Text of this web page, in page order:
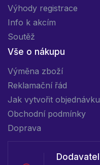
Výhody registrace
Info k akcím
Soutěž
Vše o nákupu
Výměna zboží
Reklamační řád
Jak vytvořit objednávku
Obchodní podmínky
Doprava
Dodavatel